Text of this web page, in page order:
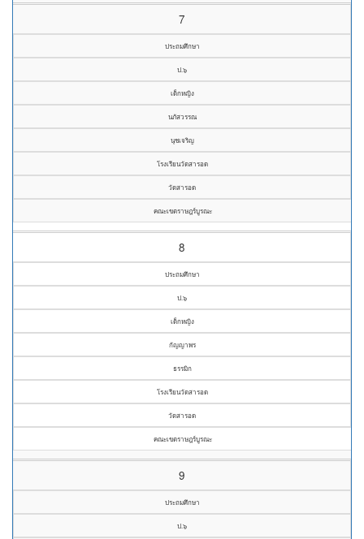
7
ประถมศึกษา
ป.๖
เด็กหญิง
นภัสวรรณ
นุชเจริญ
โรงเรียนวัดสารอด
วัดสารอด
คณะเขตราษฎร์บูรณะ
8
ประถมศึกษา
ป.๖
เด็กหญิง
กัญญาพร
ธรรมิก
โรงเรียนวัดสารอด
วัดสารอด
คณะเขตราษฎร์บูรณะ
9
ประถมศึกษา
ป.๖